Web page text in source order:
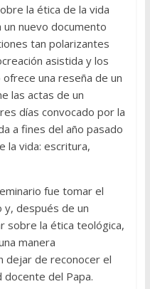
la ética de la vida
un nuevo documento
tan polarizantes
asistida y los
una reseña de un
las actas de un
días convocado por la
a fines del año pasado
la vida: escritura,
fue tomar el
y, después de un
sobre la ética teológica,
manera
dejar de reconocer el
del Papa.